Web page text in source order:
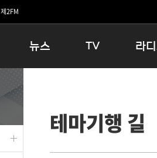
제2FM
뉴스 TV
인생내컷
테마기행 길
라
16:00
우리 고
테마기행 길